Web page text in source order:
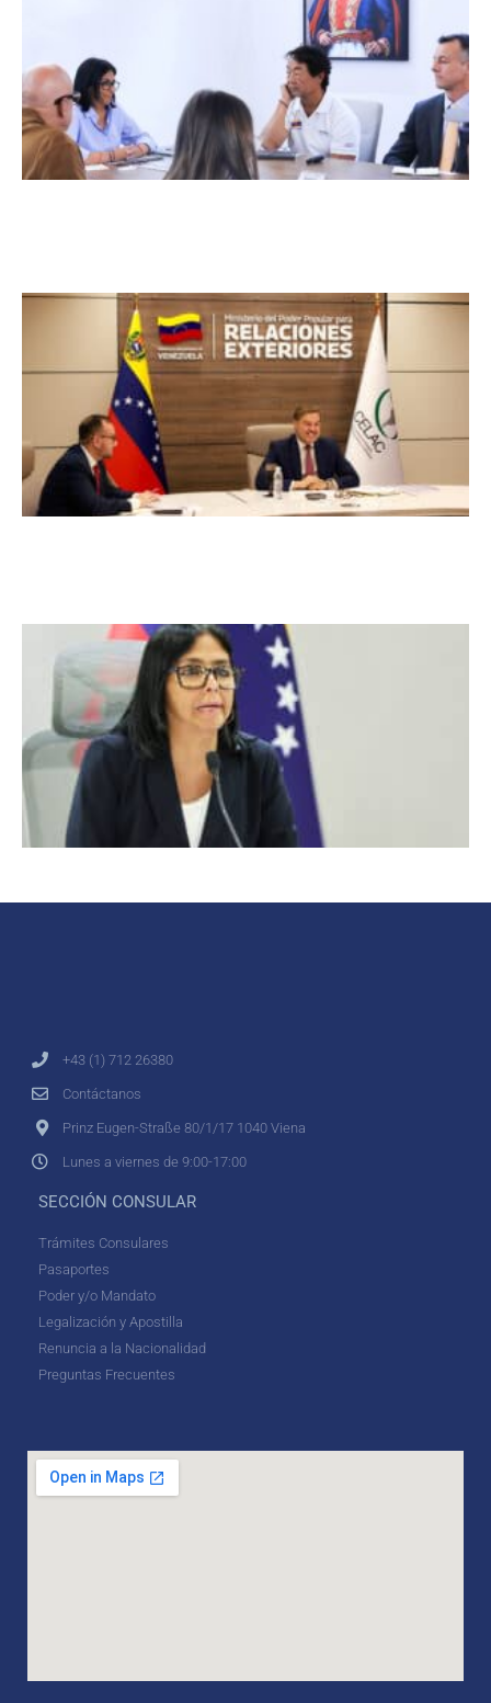
+43 (1) 712 26380
Contáctanos
Prinz Eugen-Straße 80/1/17 1040 Viena
Lunes a viernes de 9:00-17:00
SECCIÓN CONSULAR
Trámites Consulares
Pasaportes
Poder y/o Mandato
Legalización y Apostilla
Renuncia a la Nacionalidad
Preguntas Frecuentes